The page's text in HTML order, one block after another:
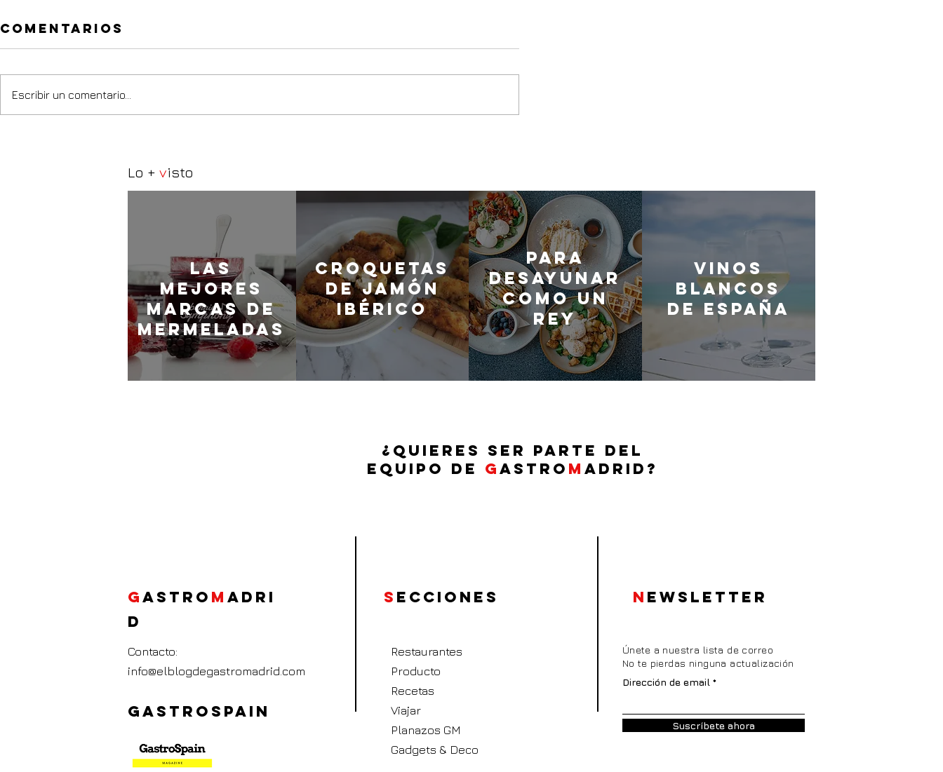
Comentarios
Escribir un comentario...
Lo + visto
LaS
MEJORES
marcas de
mermeladas
Croquetas
de jamón
ibérico
Para
desayunar
como un
rey
Vinos
blancos
de España
¿QUIERES SER PARTE DEL
EQUIPO DE GASTRO M ADRID?
GASTRO M ADRI
D
S ecciones N EWSLETTER
Contacto:
info@elblogdegastromadrid.com
GASTROSPAIN
Restaurantes
Producto
Recetas
Viajar
Planazos GM
Gadgets & Deco
Únete a nuestra lista de correo
No te pierdas ninguna actualización
Dirección de email
Suscríbete ahora